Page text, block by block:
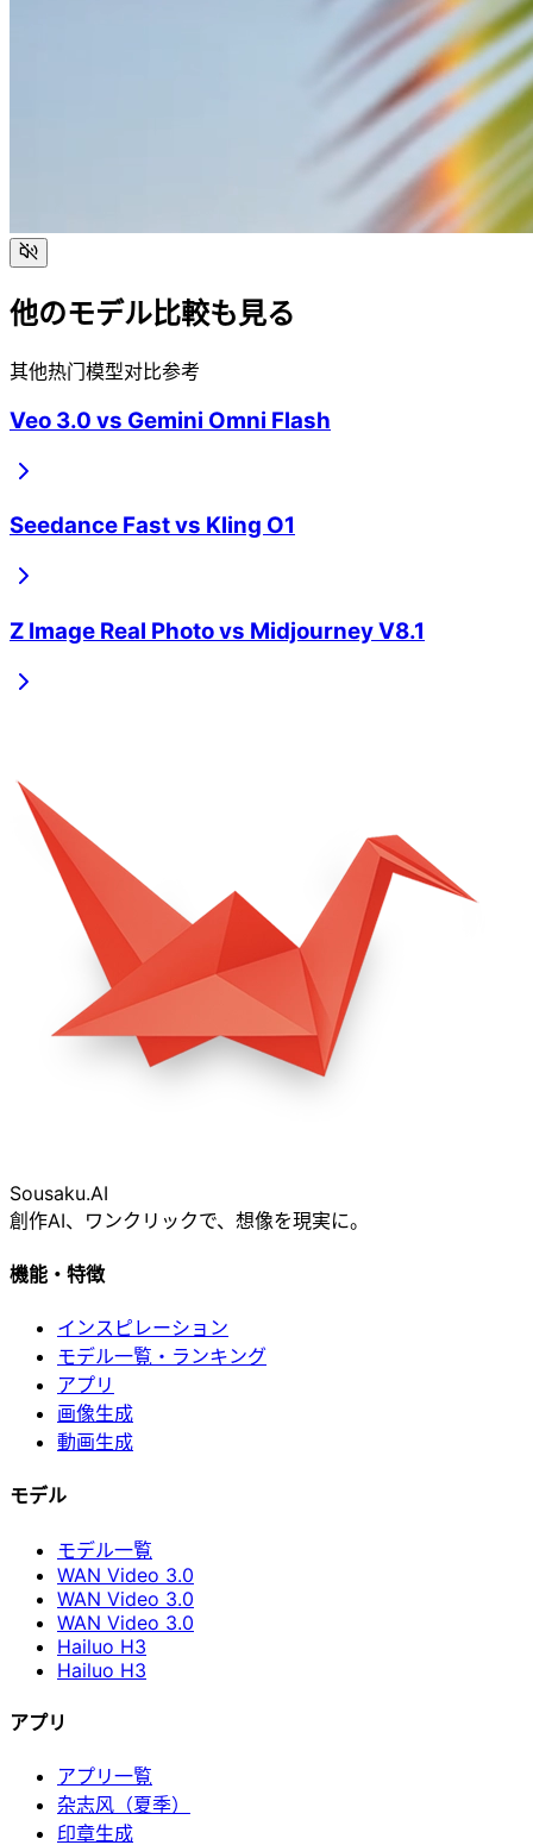
他のモデル比較も見る
其他热门模型对比参考
Veo 3.0 vs Gemini Omni Flash
Seedance Fastvs Kling O1
Z Image Real Photovs Midjourney V8.1
Sousaku.AI
創作AI、ワンクリックで、想像を現実に。
機能・特徴
インスピレーション
モデル一覧・ランキング
アプリ
画像生成
動画生成
モデル
モデル一覧
WAN Video 3.0
WAN Video 3.0
WAN Video 3.0
Hailuo H3
Hailuo H3
アプリ
アプリ一覧
杂志风（夏季）
印章生成